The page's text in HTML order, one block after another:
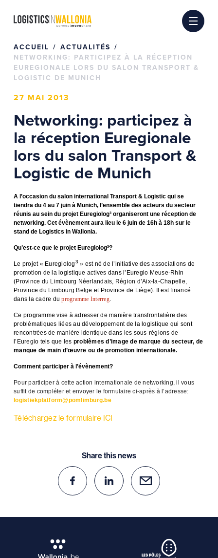
ACCUEIL
ACTUALITÉS
NETWORKING: PARTICIPEZ À LA RÉCEPTION
EUREGIONALE LORS DU SALON TRANSPORT &
LOGISTIC DE MUNICH
27 MAI 2013
Networking: participez à
la réception Euregionale
lors du salon Transport &
Logistic de Munich
A l’occasion du salon international Transport & Logistic qui se
tiendra du 4 au 7 juin à Munich, l’ensemble des acteurs du secteur
réunis au sein du projet Euregiolog³ organiseront une réception de
networking. Cet évènement aura lieu le 6 juin de 16h à 18h sur le
stand de Logistics in Wallonia.
Qu’est-ce que le projet Euregiolog³?
Le projet « Euregiolog3 » est né de l’initiative des associations de
promotion de la logistique actives dans l’Euregio Meuse-Rhin
(Province du Limbourg Néerlandais, Région d’Aix-la-Chapelle,
Province du Limbourg Belge et Province de Liège). Il est financé
dans la cadre duprogramme Interreg.
Ce programme vise à adresser de manière transfrontalière des
problématiques liées au développement de la logistique qui sont
rencontrées de manière identique dans les sous-régions de
l’Euregio tels que les problèmes d’image de marque du secteur, de
manque de main d’œuvre ou de promotion internationale.
Comment participer à l’évènement?
Pour participer à cette action internationale de networking, il vous
suffit de compléter et envoyer le formulaire ci-après à l’adresse:
logistiekplatform@pomlimburg.be
Téléchargez le formulaire ICI
Share this news